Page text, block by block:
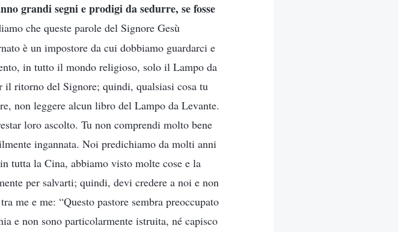
grandi segni e prodigi da sedurre, se fosse
che queste parole del Signore Gesù
è un impostore da cui dobbiamo guardarci e
in tutto il mondo religioso, solo il Lampo da
il ritorno del Signore; quindi, qualsiasi cosa tu
non leggere alcun libro del Lampo da Levante.
loro ascolto. Tu non comprendi molto bene
ingannata. Noi predichiamo da molti anni
tutta la Cina, abbiamo visto molte cose e la
per salvarti; quindi, devi credere a noi e non
me e me: “Questo pastore sembra preoccupato
e non sono particolarmente istruita, né capisco